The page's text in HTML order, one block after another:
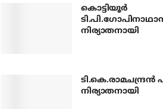
കൊട്ടിയൂര്‍
നിര്യാതനായി
ടി.കെ.രാമചന്ദ്രന്‍
നിര്യാതനായി